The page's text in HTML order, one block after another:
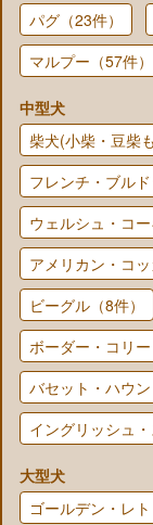
パグ（23件）
マルプー（57件）
中型犬
柴犬(小柴・豆柴
フレンチ・ブルド
ウェルシュ・コ
アメリカン・コ
ビーグル（8件）
ボーダー・コリー
バセット・ハウン
イングリッシュ
大型犬
ゴールデン・レ